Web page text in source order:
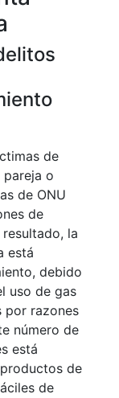
de
pareja o
de ONU
de
la
está
debido
uso de gas
por razones
número de
está
de
de